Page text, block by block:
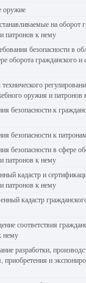
оружие
на оборот
патронов к нему
безопасности в
оборота гражданского
оружия и патронов
безопасности к
безопасности к патронам
безопасности в сфере
патронов к нему
кадастр и
патронов к нему
кадастр
соответствия
нему
разработки,
приобретения и